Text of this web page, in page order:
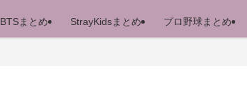
BTSまとめ StrayKidsまとめ プロ野球まとめ